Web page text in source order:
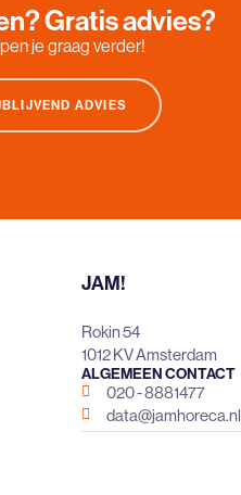
Gratis advies?
je graag verder!
ADVIES
JAM!
Rokin 54
1012 KV Amsterdam
ALGEMEEN CONTACT
020 - 8881477
data@jamhoreca.nl